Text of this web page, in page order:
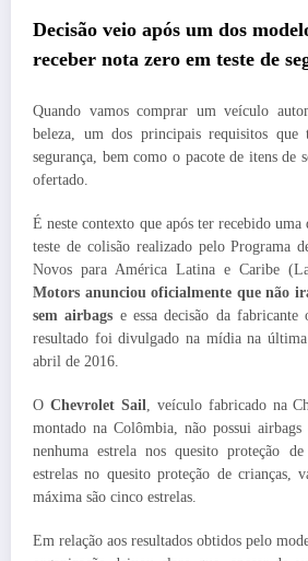
Decisão veio após um dos
receber nota zero em teste de
Quando vamos comprar um veículo
beleza, um dos principais requisitos que
segurança, bem como o pacote de itens de
ofertado.
É neste contexto que após ter recebido
teste de colisão realizado pelo Programa
Novos para América Latina e Caribe
Motors anunciou oficialmente que não
sem airbags e essa decisão da fabricante
resultado foi divulgado na mídia na
abril de 2016.
O Chevrolet Sail
, veículo fabricado na
montado na Colômbia, não possui airbags
nenhuma estrela nos quesito proteção
estrelas no quesito proteção de crianças,
máxima são cinco estrelas.
Em relação aos resultados obtidos pelo